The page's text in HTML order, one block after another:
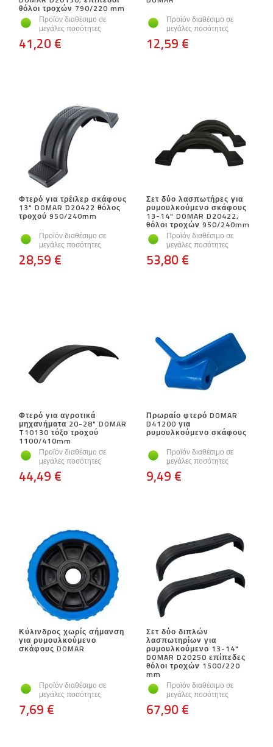
θόλοι τροχών 790/220 mm
Προϊόν διαθέσιμο σε
μεγάλες ποσότητες
41,20 €
Προϊόν διαθέσιμο σε
μεγάλες ποσότητες
12,59 €
Φτερό για τρέιλερ σκάφους
13" DOMAR D20422 θόλος
τροχού 950/240mm
Προϊόν διαθέσιμο σε
μεγάλες ποσότητες
28,59 €
Σετ δύο λασπωτήρες για
ρυμουλκούμενο σκάφους
13-14" DOMAR D20422,
θόλοι τροχών 950/240mm
Προϊόν διαθέσιμο σε
μεγάλες ποσότητες
53,80 €
Φτερό για αγροτικά
μηχανήματα 20-28" DOMAR
T10130 τόξο τροχού
1100/410mm
Προϊόν διαθέσιμο σε
μεγάλες ποσότητες
44,49 €
Πρωραίο φτερό DOMAR
D41200 για
ρυμουλκούμενο σκάφους
Προϊόν διαθέσιμο σε
μεγάλες ποσότητες
9,49 €
Κύλινδρος χωρίς σήμανση
για ρυμουλκούμενο
σκάφους DOMAR
Προϊόν διαθέσιμο σε
μεγάλες ποσότητες
7,69 €
Σετ δύο διπλών
λασπωτηρίων για
ρυμουλκούμενο 13-14"
DOMAR D20250 επίπεδες
θόλοι τροχών 1500/220
mm
Προϊόν διαθέσιμο σε
μεγάλες ποσότητες
67,90 €